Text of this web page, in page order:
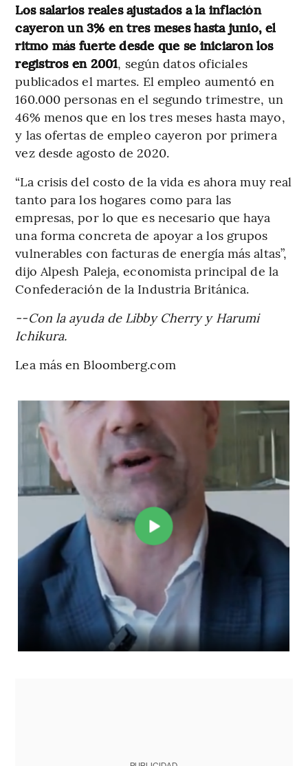
Los salarios reales ajustados a la inflación
cayeron un 3% en tres meses hasta junio, el
ritmo más fuerte desde que se iniciaron los
registros en 2001, según datos oficiales
publicados el martes. El empleo aumentó en
160.000 personas en el segundo trimestre, un
46% menos que en los tres meses hasta mayo,
y las ofertas de empleo cayeron por primera
vez desde agosto de 2020.
“La crisis del costo de la vida es ahora muy real
tanto para los hogares como para las
empresas, por lo que es necesario que haya
una forma concreta de apoyar a los grupos
vulnerables con facturas de energía más altas”,
dijo Alpesh Paleja, economista principal de la
Confederación de la Industria Británica.
--Con la ayuda de Libby Cherry y Harumi
Ichikura.
Lea más en Bloomberg.com